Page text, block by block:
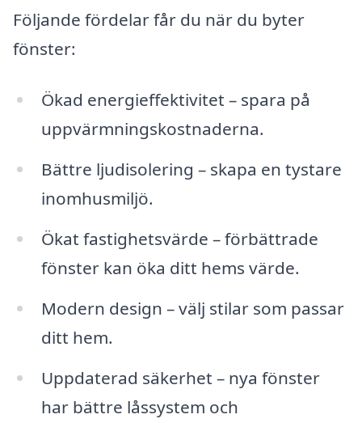
Följande fördelar får du när du byter
fönster:
Ökad energieffektivitet – spara på
uppvärmningskostnaderna.
Bättre ljudisolering – skapa en tystare
inomhusmiljö.
Ökat fastighetsvärde – förbättrade
fönster kan öka ditt hems värde.
Modern design – välj stilar som passar
ditt hem.
Uppdaterad säkerhet – nya fönster
har bättre låssystem och